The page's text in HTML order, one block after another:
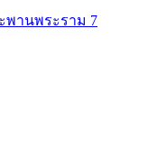
พานพระราม 7